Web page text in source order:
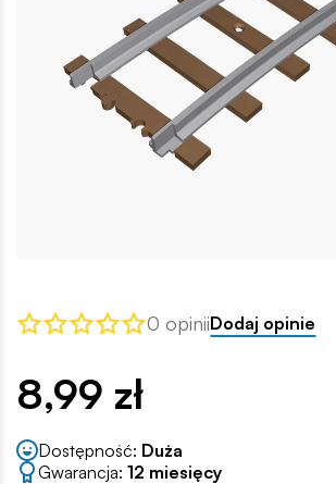
0 opiniiDodaj opinie
8,99 zł
Dostępność: Duża
Gwarancja: 12 miesięcy